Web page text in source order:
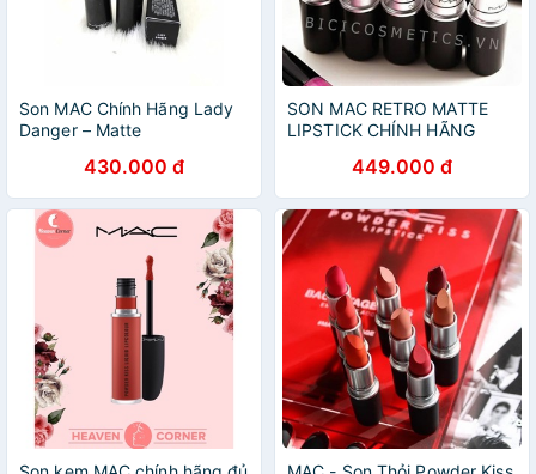
Son MAC Chính Hãng Lady
Danger – Matte
430.000 đ
SON MAC RETRO MATTE
LIPSTICK CHÍNH HÃNG
449.000 đ